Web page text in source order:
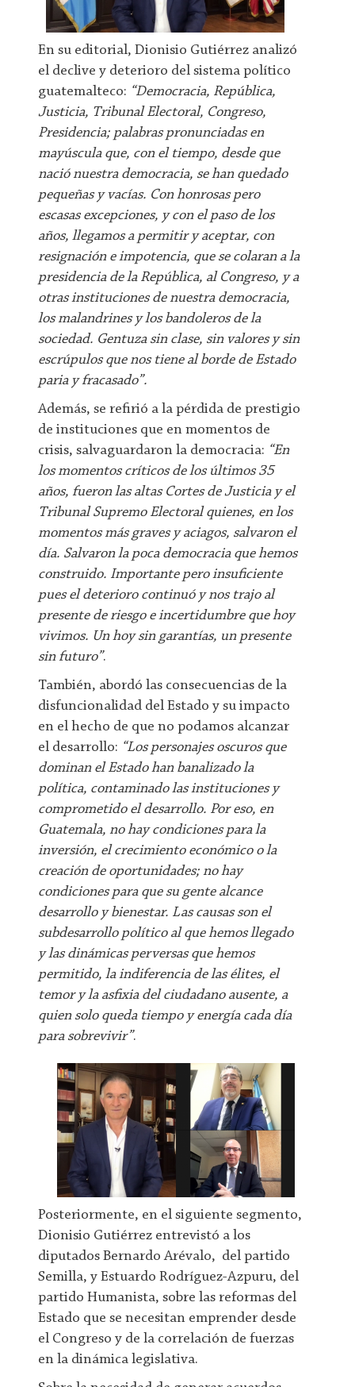
En su editorial, Dionisio Gutiérrez analizó
el declive y deterioro del sistema político
guatemalteco: “Democracia, República,
Justicia, Tribunal Electoral, Congreso,
Presidencia; palabras pronunciadas en
mayúscula que, con el tiempo, desde que
nació nuestra democracia, se han quedado
pequeñas y vacías. Con honrosas pero
escasas excepciones, y con el paso de los
años, llegamos a permitir y aceptar, con
resignación e impotencia, que se colaran a la
presidencia de la República, al Congreso, y a
otras instituciones de nuestra democracia,
los malandrines y los bandoleros de la
sociedad. Gentuza sin clase, sin valores y sin
escrúpulos que nos tiene al borde de Estado
paria y fracasado”.
Además, se refirió a la pérdida de prestigio
de instituciones que en momentos de
crisis, salvaguardaron la democracia: “En
los momentos críticos de los últimos 35
años, fueron las altas Cortes de Justicia y el
Tribunal Supremo Electoral quienes, en los
momentos más graves y aciagos, salvaron el
día. Salvaron la poca democracia que hemos
construido. Importante pero insuficiente
pues el deterioro continuó y nos trajo al
presente de riesgo e incertidumbre que hoy
vivimos. Un hoy sin garantías, un presente
sin futuro”.
También, abordó las consecuencias de la
disfuncionalidad del Estado y su impacto
en el hecho de que no podamos alcanzar
el desarrollo: “Los personajes oscuros que
dominan el Estado han banalizado la
política, contaminado las instituciones y
comprometido el desarrollo. Por eso, en
Guatemala, no hay condiciones para la
inversión, el crecimiento económico o la
creación de oportunidades; no hay
condiciones para que su gente alcance
desarrollo y bienestar. Las causas son el
subdesarrollo político al que hemos llegado
y las dinámicas perversas que hemos
permitido, la indiferencia de las élites, el
temor y la asfixia del ciudadano ausente, a
quien solo queda tiempo y energía cada día
para sobrevivir”.
Posteriormente, en el siguiente segmento,
Dionisio Gutiérrez entrevistó a los
diputados Bernardo Arévalo, del partido
Semilla, y Estuardo Rodríguez-Azpuru, del
partido Humanista, sobre las reformas del
Estado que se necesitan emprender desde
el Congreso y de la correlación de fuerzas
en la dinámica legislativa.